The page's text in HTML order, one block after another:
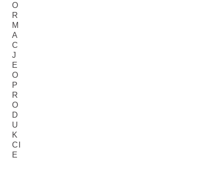
O
R
M
A
C
J
E
O
P
R
O
D
U
K
CI
E